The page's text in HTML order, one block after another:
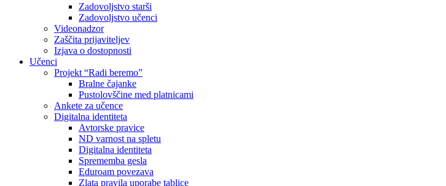
Zadovoljstvo starši
Zadovoljstvo učenci
Videonadzor
Zaščita prijaviteljev
Izjava o dostopnosti
Učenci
Projekt “Radi beremo”
Bralne čajanke
Pustolovščine med platnicami
Ankete za učence
Digitalna identiteta
Avtorske pravice
ND varnost na spletu
Digitalna identiteta
Sprememba gesla
Eduroam povezava
Zlata pravila uporabe tablice